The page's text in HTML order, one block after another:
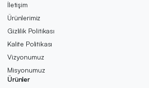
İletişim
Ürünlerimiz
Gizlilik Politikası
Kalite Politikası
Vizyonumuz
Misyonumuz
Ürünler